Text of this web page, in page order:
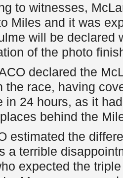
to witnesses,
Miles and it was
will be declared
of the photo
declared the
the race, having
in 24 hours, as it
behind the
estimated the
a terrible
expected the